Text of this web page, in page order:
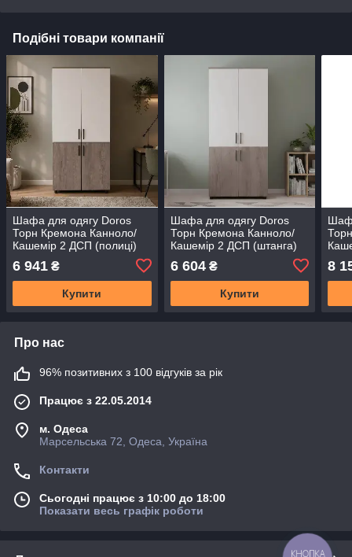
Подібні товари компанії
Шафа для одягу Doros
Торн Кремона Канноло/
Кашемір 2 ДСП (полиці)
012006)
6 941 ₴
Купити
Шафа для одягу Doros
Торн Кремона Канноло/
Кашемір 2 ДСП (штанга)
012007)
6 604₴
Купити
8
Про нас
96% позитивних з 100 відгуків за рік
Працює з 22.05.2014
м. Одеса
Марсельська 72, Одеса, Україна
Контакти
Сьогодні працює з 10:00 до 18:00
Показати весь графік роботи
КНОПКА